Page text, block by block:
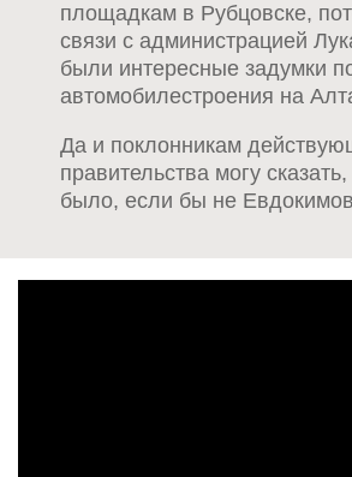
площадкам в Рубцовске,
связи с администрацией
были интересные задумки
автомобилестроения на
Да и поклонникам
правительства могу
было, если бы не